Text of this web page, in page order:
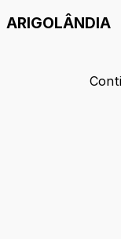
ARIGOLÂNDIA